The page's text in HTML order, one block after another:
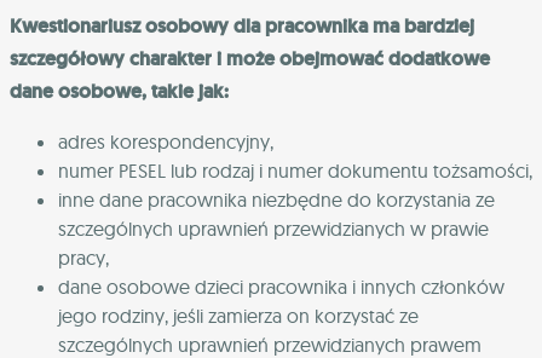
Kwestionariusz osobowy dla pracownika ma bardziej
szczegółowy charakter i może obejmować dodatkowe
dane osobowe, takie jak:
adres korespondencyjny,
numer PESEL lub rodzaj i numer dokumentu tożsamości,
inne dane pracownika niezbędne do korzystania ze
szczególnych uprawnień przewidzianych w prawie
pracy,
dane osobowe dzieci pracownika i innych członków
jego rodziny, jeśli zamierza on korzystać ze
szczególnych uprawnień przewidzianych prawem